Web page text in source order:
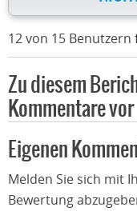
12 von 15
Zu diesem
Kommentare vor
Eigenen
Melden Sie sich mit
Bewertung